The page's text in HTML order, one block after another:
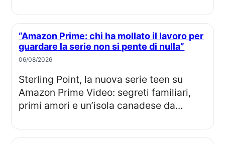
“Amazon Prime: chi ha mollato il lavoro per
guardare la serie non si pente di nulla”
06/08/2026
Sterling Point, la nuova serie teen su
Amazon Prime Video: segreti familiari,
primi amori e un’isola canadese da...